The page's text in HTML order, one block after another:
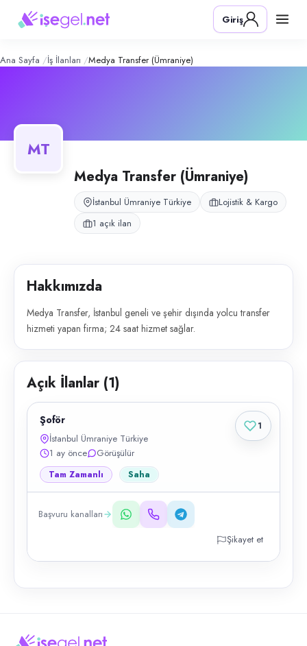
Transfer (Ümraniye)– Şirket
Konum:
Medya Transfer, İstanbul geneli ve şehir dışında yolcu transfer
Giriş
Ana Sayfa İş İlanları Medya Transfer (Ümraniye)
MT
Medya Transfer (Ümraniye)
İstanbul Ümraniye Türkiye
Lojistik & Kargo
1 açık ilan
Hakkımızda
Medya Transfer, İstanbul geneli ve şehir dışında yolcu transfer
hizmeti yapan firma; 24 saat hizmet sağlar.
Açık İlanlar (1)
Şoför
İstanbul Ümraniye Türkiye
1 ay önce
Görüşülür
Tam Zamanlı Saha
Başvuru kanalları
Şikayet et
1